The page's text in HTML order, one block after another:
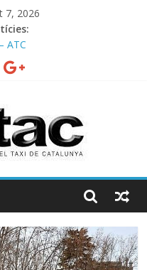
7, 2026
ATC
con los Mossos d
en COOLTURA FM.
PARA MEJORAR LA
DE BARCELONA.
en COOLTURA FM.